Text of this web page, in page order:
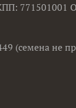
771501001
(семена не